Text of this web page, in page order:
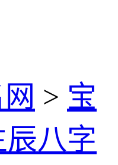
> 宝
辰八字